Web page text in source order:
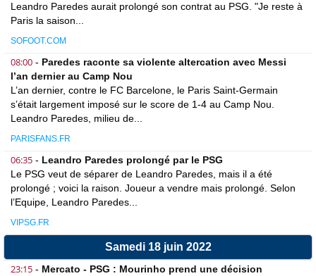
Leandro Paredes aurait prolongé son contrat au PSG. "Je reste à
Paris la saison...
SOFOOT.COM
08:00 - Paredes raconte sa violente altercation avec Messi
l’an dernier au Camp Nou
L’an dernier, contre le FC Barcelone, le Paris Saint-Germain
s’était largement imposé sur le score de 1-4 au Camp Nou.
Leandro Paredes, milieu de...
PARISFANS.FR
06:35 - Leandro Paredes prolongé par le PSG
Le PSG veut de séparer de Leandro Paredes, mais il a été
prolongé ; voici la raison. Joueur a vendre mais prolongé. Selon
l’Equipe, Leandro Paredes...
VIPSG.FR
Samedi 18 juin 2022
23:15 - Mercato - PSG : Mourinho prend une décision